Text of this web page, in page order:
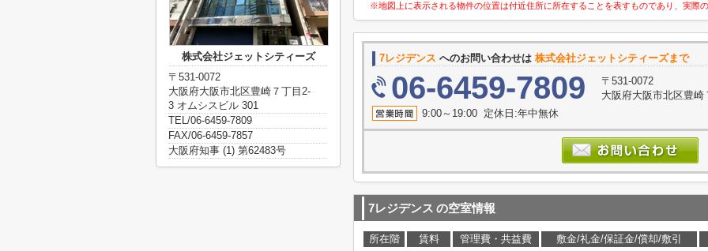
※地図上に表示される物件の位置は付近住所に所在することを表すものであり、実際
7レジデンス へのお問い合わせは 株式会社ジェットシティーズまで
06-6459-7809
〒531-0072
大阪府大阪市北区豊
9:00～19:00 定休日:年中無休
7レジデンス の空室情報
所在階 賃料 管理費・共益費 敷金/礼金/保証金/償却/敷引
株式会社ジェットシティーズ
〒531-0072
大阪府大阪市北区豊崎７丁目2-
3 オムシスビル 301
TEL/06-6459-7809
FAX/06-6459-7857
大阪府知事 (1) 第62483号